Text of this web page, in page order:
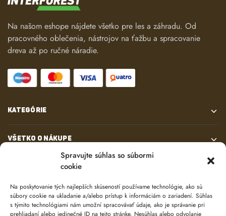
Spravujte súhlas so súbormi
cookie
Na poskytovanie tých najlepších skúseností používame technológie, ako sú
súbory cookie na ukladanie a/alebo prístup k informáciám o zariadení. Súhlas
s týmito technológiami nám umožní spracovávať údaje, ako je správanie pri
prehliadaní alebo jedinečné ID na tejto stránke. Nesúhlas alebo odvolanie
Na našom eshope nájdete všetko pre les a záhradu. Od
pracovného oblečenia, nástrojov na ťažbu a spracovanie
dreva až po ručné náradie.
KATEGÓRIE
VŠETKO O NÁKUPE